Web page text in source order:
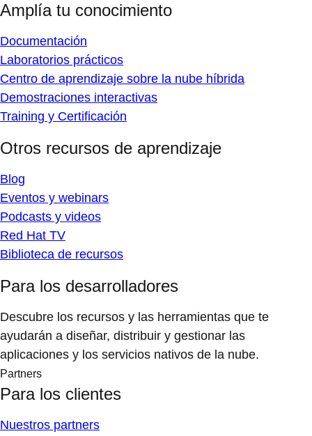
Amplía tu conocimiento
Documentación
Laboratorios prácticos
Centro de aprendizaje sobre la nube híbrida
Demostraciones interactivas
Training y Certificación
Otros recursos de aprendizaje
Blog
Eventos y webinars
Podcasts y videos
Red Hat TV
Biblioteca de recursos
Para los desarrolladores
Descubre los recursos y las herramientas que te
ayudarán a diseñar, distribuir y gestionar las
aplicaciones y los servicios nativos de la nube.
Partners
Para los clientes
Nuestros partners